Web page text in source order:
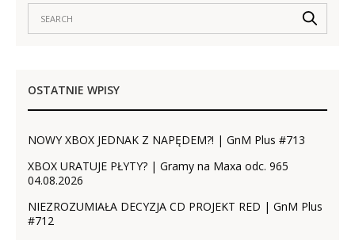
OSTATNIE WPISY
NOWY XBOX JEDNAK Z NAPĘDEM?! | GnM Plus #713
XBOX URATUJE PŁYTY? | Gramy na Maxa odc. 965
04.08.2026
NIEZROZUMIAŁA DECYZJA CD PROJEKT RED | GnM Plus
#712